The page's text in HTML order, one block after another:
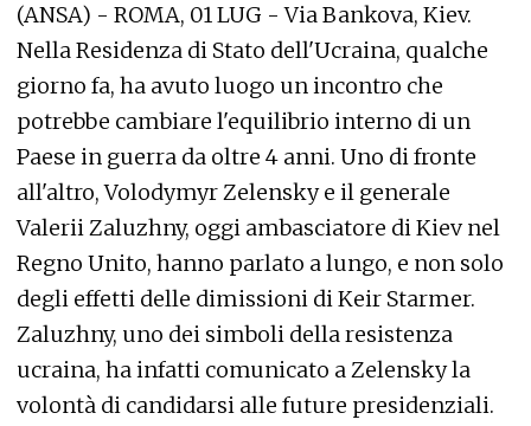
(ANSA) - ROMA, 01 LUG - Via Bankova, Kiev.
Nella Residenza di Stato dell'Ucraina, qualche
giorno fa, ha avuto luogo un incontro che
potrebbe cambiare l'equilibrio interno di un
Paese in guerra da oltre 4 anni. Uno di fronte
all'altro, Volodymyr Zelensky e il generale
Valerii Zaluzhny, oggi ambasciatore di Kiev nel
Regno Unito, hanno parlato a lungo, e non solo
degli effetti delle dimissioni di Keir Starmer.
Zaluzhny, uno dei simboli della resistenza
ucraina, ha infatti comunicato a Zelensky la
volontà di candidarsi alle future presidenziali.